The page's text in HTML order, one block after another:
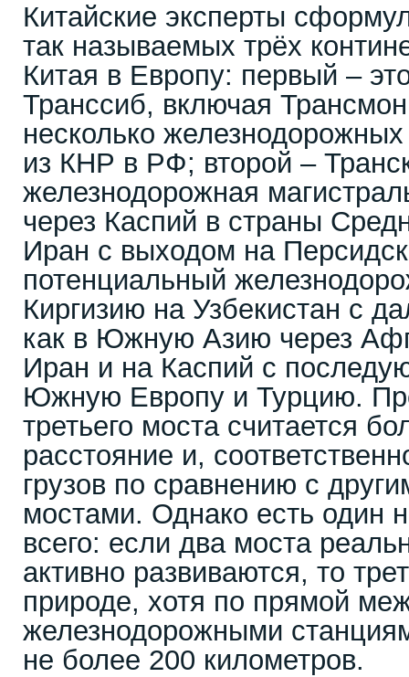
Китайские эксперты
так называемых трёх
Китая в Европу: первый –
Транссиб, включая
несколько
из КНР в РФ; второй –
железнодорожная
через Каспий в страны
Иран с выходом на
потенциальный
Киргизию на Узбекистан с
как в Южную Азию через
Иран и на Каспий с
Южную Европу и Турцию.
третьего моста считается
расстояние и,
грузов по сравнению с
мостами. Однако есть один
всего: если два моста
активно развиваются, то
природе, хотя по прямой
железнодорожными
не более 200 километров.